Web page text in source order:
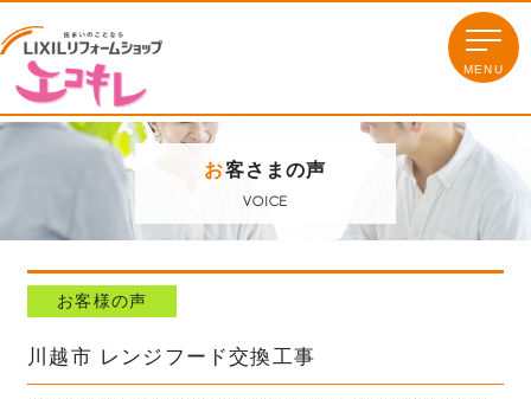
お客さまの声
VOICE
お客様の声
川越市 レンジフード交換工事